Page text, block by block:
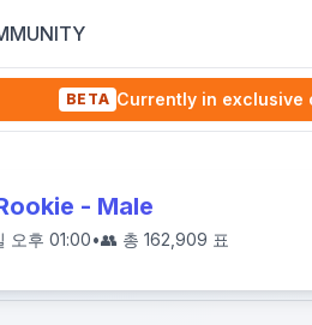
BETA Currently in exclusive
- Male
오후 01:00•👥 총 162,909 표